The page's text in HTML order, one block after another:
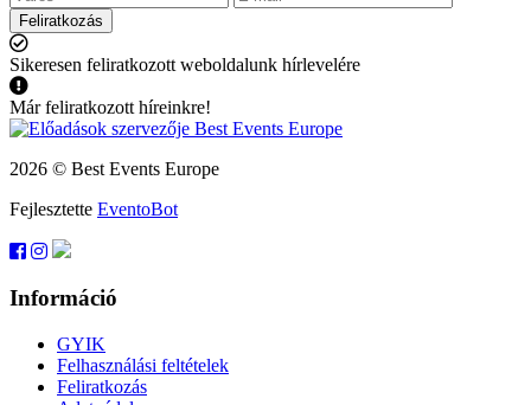
Feliratkozás
Sikeresen feliratkozott weboldalunk hírlevelére
Már feliratkozott híreinkre!
2026 © Best Events Europe
Fejlesztette EventoBot
Információ
GYIK
Felhasználási feltételek
Feliratkozás